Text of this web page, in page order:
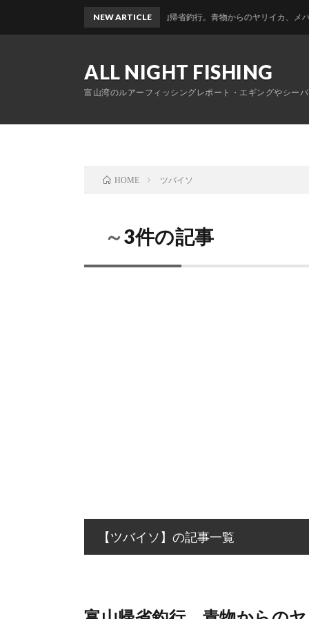
ALL NIGHT FISHING
富山湾のルアーフィッシングレポート・エギングやシー
NEW ARTICLE
富山帰省釣行。青物からのヤリイカ、メバルのおかっぱ
HOME ツバイソ
～3件の記事
【ツバイソ】の記事一覧